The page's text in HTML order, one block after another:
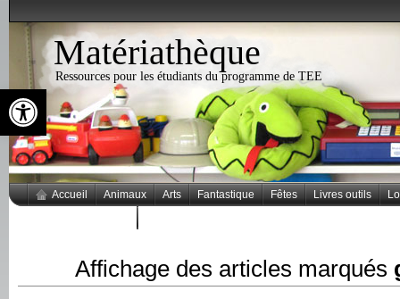
Ouvrir la barre d’outils
Matériathèque
Ressources pour les étudiants du programme de TEE
Accueil Animaux Arts Fantastique Fêtes Livres outils
Affichage des articles marqués